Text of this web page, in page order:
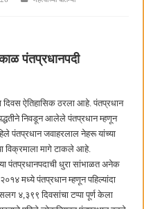
पनवेलमध्ये उत्स्फूर्त प्रतिसाद
भरघोस पगारवाढ
पंतप्रधानपदी
दिवस ऐतिहासिक ठरला आहे. पंतप्रधान
निवडून आलेले पंतप्रधान म्हणून
पंतप्रधान जवाहरलाल नेहरू यांच्या
मागे टाकले आहे.
पंतप्रधानपदाची धुरा सांभाळत अनेक
मध्ये पंतप्रधान म्हणून पहिल्यांदा
४,३९९ दिवसांचा टप्पा पूर्ण केला